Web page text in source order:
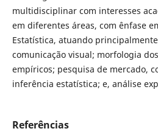
multidisciplinar com interesses
em diferentes áreas, com ênfase
Estatística, atuando
comunicação visual; morfologia
empíricos; pesquisa de mercado,
inferência estatística; e, análise
Referências